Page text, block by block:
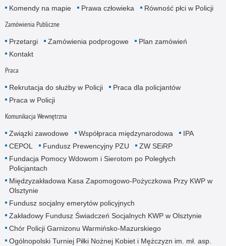
Komendy na mapie
Prawa człowieka Równość płci w Policji
Zamówienia Publiczne
Przetargi Zamówienia podprogowe
Plan zamówień
Kontakt
Praca
Rekrutacja do służby w Policji
Praca dla policjantów
Praca w Policji
Komunikacja Wewnętrzna
Związki zawodowe Współpraca międzynarodowa
IPA
CEPOL
Fundusz Prewencyjny PZU
ZW SEiRP
Fundacja Pomocy Wdowom i Sierotom po Poległych
Policjantach
Międzyzakładowa Kasa Zapomogowo-Pożyczkowa Przy KWP w
Olsztynie
Fundusz socjalny emerytów policyjnych
Zakładowy Fundusz Świadczeń Socjalnych KWP w Olsztynie
Chór Policji Garnizonu Warmińsko-Mazurskiego
Ogólnopolski Turniej Piłki Nożnej Kobiet i Mężczyzn im. mł. asp.